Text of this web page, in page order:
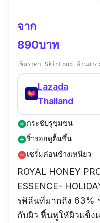
จาก
890บาท
เช็คราคา SkinFood ด้านล่าง:
Lazada
Thailand
add_circleกระชับรูขุมขน
add_circleริ้วรอยดูตื้นขึ้น
remove_circleเซรั่มค่อนข้างเหนียว
ROYAL HONEY
ESSENCE-
รพิลีนที่มากถึง 63%
กับผิว ฟื้นฟูให้ผิวแข็ง